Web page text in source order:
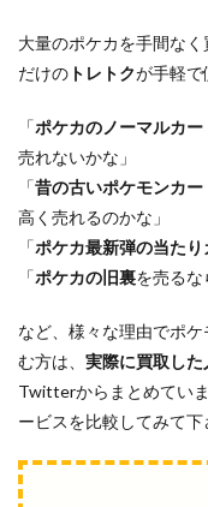
大量のポケカを手間な
だけの トレトクが手軽で
「ポケカのノーマルカ
売れないかな」
「昔の古いポケモンカー
高く売れるのかな」
「ポケカ最新弾の当たり
「ポケカの旧裏を売るな
など、様々な理由でポ
む方は、 実際に買取し
Twitterからまとめてい
ービスを比較してみて下